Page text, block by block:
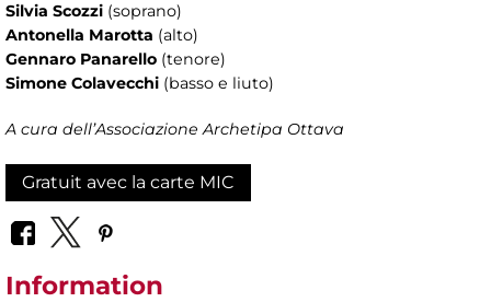
Silvia Scozzi (soprano)
Antonella Marotta (alto)
Gennaro Panarello (tenore)
Simone Colavecchi (basso e liuto)
A cura dell’Associazione Archetipa Ottava
Gratuit avec la carte MIC
Information